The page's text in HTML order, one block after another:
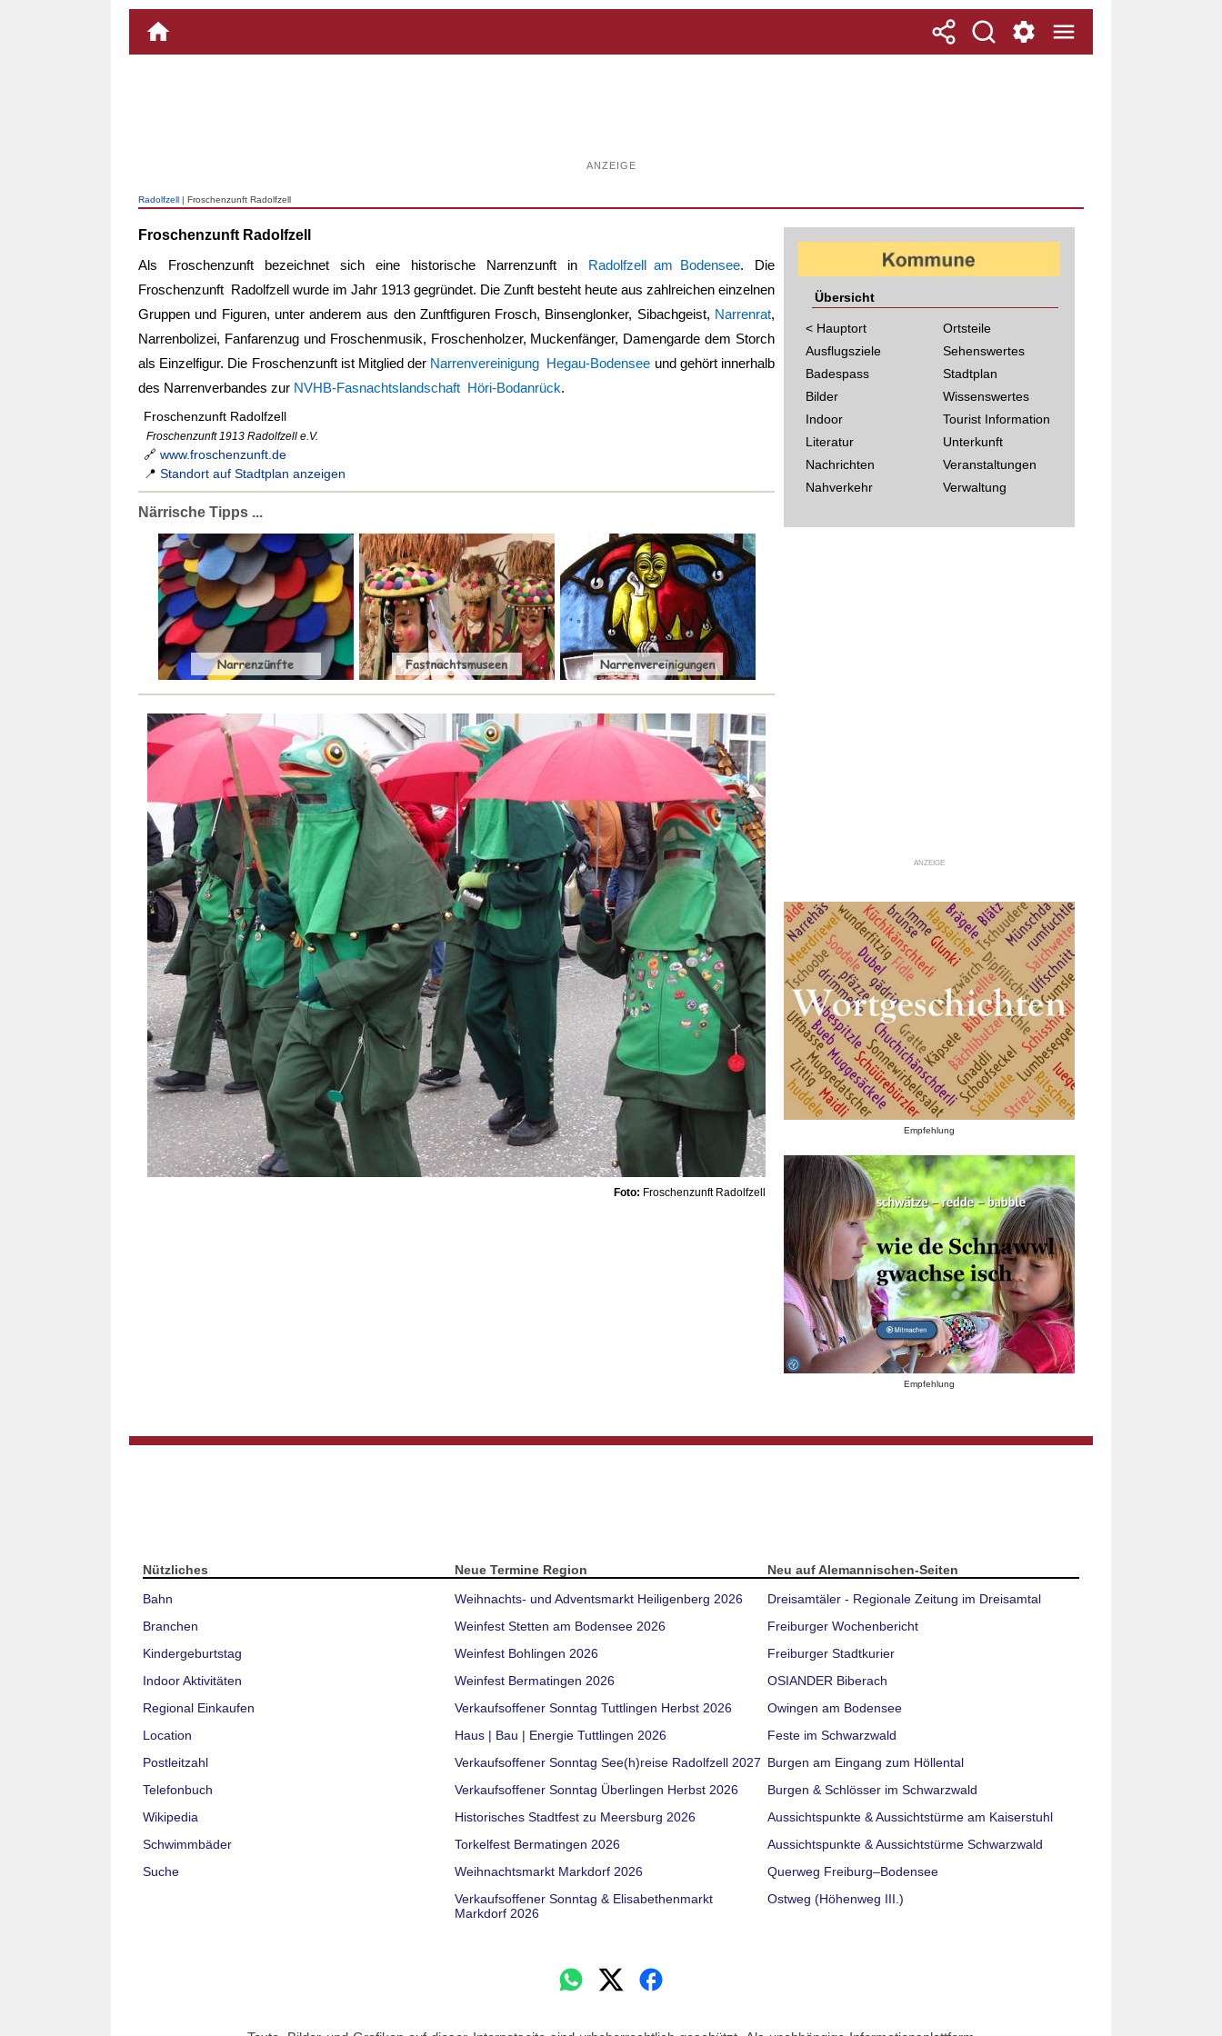
ANZEIGE
Radolfzell | Froschenzunft Radolfzell
Froschenzunft Radolfzell
Als Froschenzunft bezeichnet sich eine historische Narrenzunft in Radolfzell am Bodensee. Die
Froschenzunft Radolfzell wurde im Jahr 1913 gegründet. Die Zunft besteht heute aus zahlreichen einzelnen
Gruppen und Figuren, unter anderem aus den Zunftfiguren Frosch, Binsenglonker, Sibachgeist, Narrenrat,
Narrenbolizei, Fanfarenzug und Froschenmusik, Froschenholzer, Muckenfänger, Damengarde dem Storch
als Einzelfigur. Die Froschenzunft ist Mitglied der Narrenvereinigung Hegau-Bodensee und gehört innerhalb
des Narrenverbandes zur NVHB-Fasnachtslandschaft Höri-Bodanrück.
Froschenzunft Radolfzell
Froschenzunft 1913 Radolfzell e.V.
🔗 www.froschenzunft.de
📍 Standort auf Stadtplan anzeigen
Närrische Tipps ...
Foto: Froschenzunft Radolfzell
Übersicht
< Hauptort
Ausflugsziele
Badespass
Bilder
Indoor
Literatur
Nachrichten
Nahverkehr
Ortsteile
Sehenswertes
Stadtplan
Wissenswertes
Tourist Information
Unterkunft
Veranstaltungen
Verwaltung
ANZEIGE
Empfehlung
Empfehlung
Nützliches
Bahn
Branchen
Kindergeburtstag
Indoor Aktivitäten
Regional Einkaufen
Location
Postleitzahl
Telefonbuch
Wikipedia
Schwimmbäder
Suche
Neue Termine Region
Weihnachts- und Adventsmarkt Heiligenberg 2026
Weinfest Stetten am Bodensee 2026
Weinfest Bohlingen 2026
Weinfest Bermatingen 2026
Verkaufsoffener Sonntag Tuttlingen Herbst 2026
Haus | Bau | Energie Tuttlingen 2026
Verkaufsoffener Sonntag See(h)reise Radolfzell 2027
Verkaufsoffener Sonntag Überlingen Herbst 2026
Historisches Stadtfest zu Meersburg 2026
Torkelfest Bermatingen 2026
Weihnachtsmarkt Markdorf 2026
Verkaufsoffener Sonntag & Elisabethenmarkt
Markdorf 2026
Neu auf Alemannischen-Seiten
Dreisamtäler - Regionale Zeitung im Dreisamtal
Freiburger Wochenbericht
Freiburger Stadtkurier
OSIANDER Biberach
Owingen am Bodensee
Feste im Schwarzwald
Burgen am Eingang zum Höllental
Burgen & Schlösser im Schwarzwald
Aussichtspunkte & Aussichtstürme am Kaiserstuhl
Aussichtspunkte & Aussichtstürme Schwarzwald
Querweg Freiburg–Bodensee
Ostweg (Höhenweg III.)